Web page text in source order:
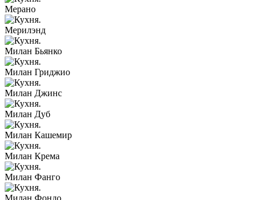
Мерано
Мерилэнд
Милан Бьянко
Милан Гриджио
Милан Джинс
Милан Дуб
Милан Кашемир
Милан Крема
Милан Фанго
Милан Фондо